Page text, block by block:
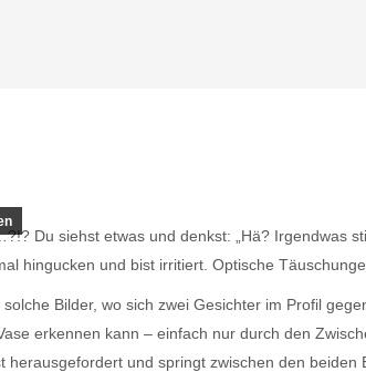
Du siehst etwas und denkst: „Hä? Irgendwas
hingucken und bist irritiert. Optische
Bilder, wo sich zwei Gesichter im Profil
erkennen kann – einfach nur durch den
herausgefordert und springt zwischen den beiden